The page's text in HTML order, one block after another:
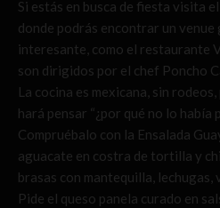
Si estás en busca de fiesta visita
donde podrás encontrar un
interesante, como el restaurante
son dirigidos por el chef Poncho
La cocina es mexicana, sin
hará pensar “¿por qué no lo había
Compruébalo con la Ensalada
aguacate en costra de tortilla y
brasas con mantequilla, lechugas,
Pide el queso panela curado en